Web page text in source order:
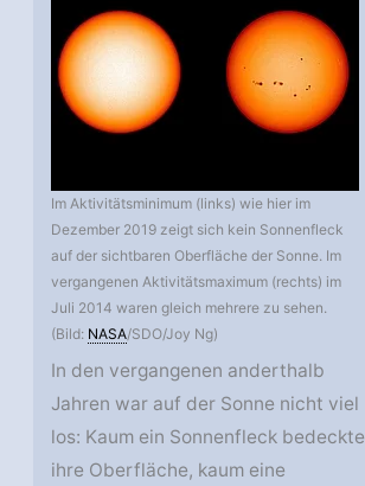
Im Aktivitätsminimum (links) wie hier im
Dezember 2019 zeigt sich kein Sonnenfleck
auf der sichtbaren Oberfläche der Sonne. Im
vergangenen Aktivitätsmaximum (rechts) im
Juli 2014 waren gleich mehrere zu sehen.
(Bild: NASA/SDO/Joy Ng)
In den vergangenen anderthalb
Jahren war auf der Sonne nicht viel
los: Kaum ein Sonnenfleck bedeckte
ihre Oberfläche, kaum eine